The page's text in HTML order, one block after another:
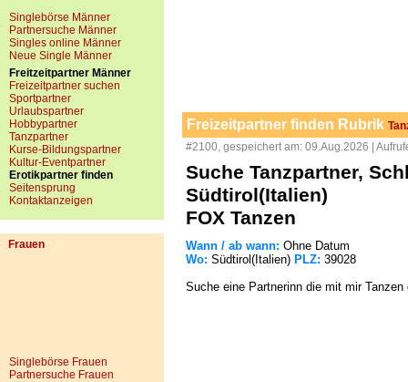
Singlebörse Männer
Partnersuche Männer
Singles online Männer
Neue Single Männer
Freitzeitpartner Männer
Freizeitpartner suchen
Sportpartner
Urlaubspartner
Hobbypartner
Tanzpartner
Kurse-Bildungspartner
Kultur-Eventpartner
Erotikpartner finden
Seitensprung
Kontaktanzeigen
Frauen
Singlebörse Frauen
Partnersuche Frauen
Freizeitpartner finden Rubrik
#2100, gespeichert am: 09.Aug.2026 |
Suche Tanzpartner,
Südtirol(Italien)
FOX Tanzen
Wann / ab wann: Ohne Datum
Wo: Südtirol(Italien) PLZ: 39028
Suche eine Partnerinn die mit mir Tanzen